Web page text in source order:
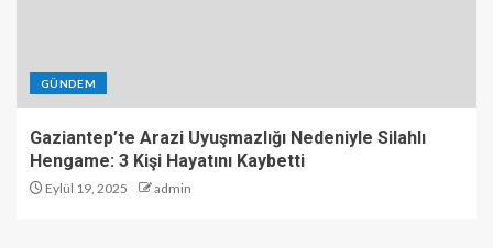
GÜNDEM
Gaziantep’te Arazi Uyuşmazlığı Nedeniyle Silahlı
Hengame: 3 Kişi Hayatını Kaybetti
Eylül 19, 2025 admin